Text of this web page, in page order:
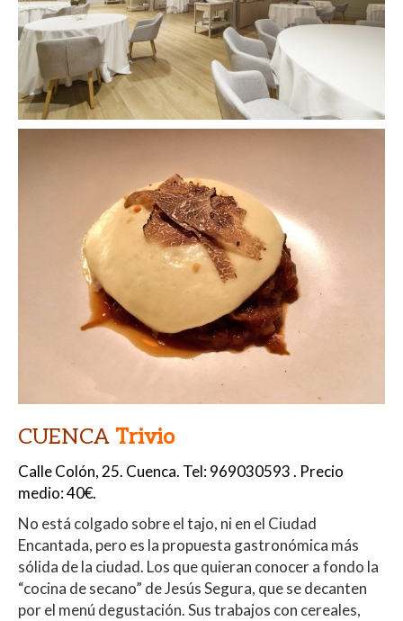
CUENCA Trivio
Calle Colón, 25. Cuenca. Tel: 969030593 . Precio
medio: 40€.
No está colgado sobre el tajo, ni en el Ciudad
Encantada, pero es la propuesta gastronómica más
sólida de la ciudad. Los que quieran conocer a fondo la
“cocina de secano” de Jesús Segura, que se decanten
por el menú degustación. Sus trabajos con cereales,